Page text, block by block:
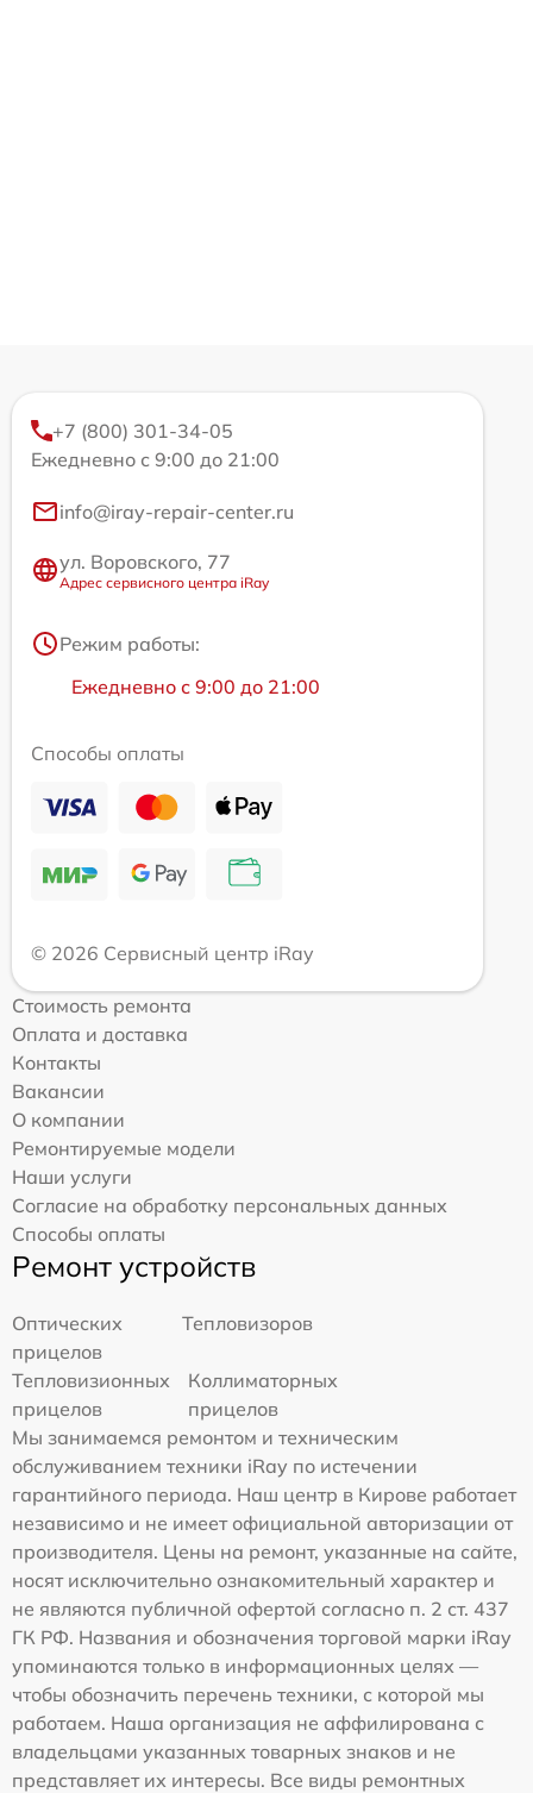
+7 (800) 301-34-05
Ежедневно с 9:00 до 21:00
info@iray-repair-center.ru
ул. Воровского, 77
Адрес сервисного центра iRay
Режим работы:
Ежедневно с 9:00 до 21:00
Способы оплаты
© 2026 Сервисный центр iRay
Стоимость ремонта
Оплата и доставка
Контакты
Вакансии
О компании
Ремонтируемые модели
Наши услуги
Согласие на обработку персональных данных
Способы оплаты
Ремонт устройств
Оптических
прицелов
Тепловизоров
Тепловизионных
прицелов
Коллиматорных
прицелов
Мы занимаемся ремонтом и техническим
обслуживанием техники iRay по истечении
гарантийного периода. Наш центр в Кирове работает
независимо и не имеет официальной авторизации от
производителя. Цены на ремонт, указанные на сайте,
носят исключительно ознакомительный характер и
не являются публичной офертой согласно п. 2 ст. 437
ГК РФ. Названия и обозначения торговой марки iRay
упоминаются только в информационных целях —
чтобы обозначить перечень техники, с которой мы
работаем. Наша организация не аффилирована с
владельцами указанных товарных знаков и не
представляет их интересы. Все виды ремонтных